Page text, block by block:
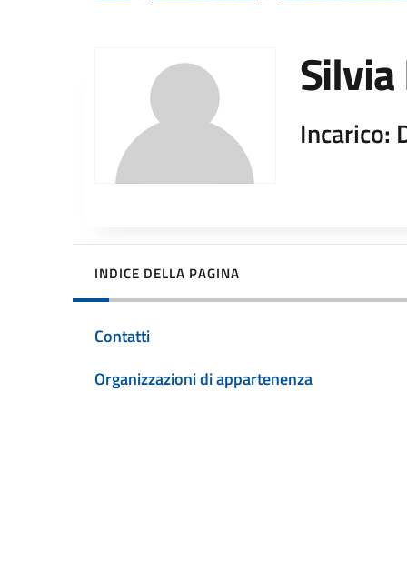
Incarico:
INDICE DELLA PAGINA
Contatti
Organizzazioni di appartenenza